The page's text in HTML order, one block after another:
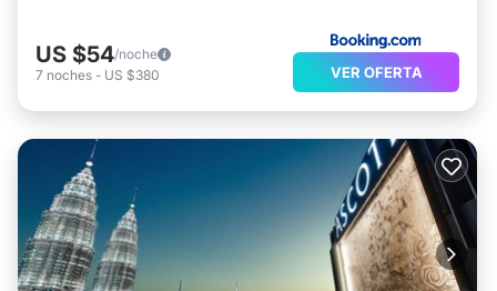
US $54/noche
7 noches - US $380 VER OFERTA